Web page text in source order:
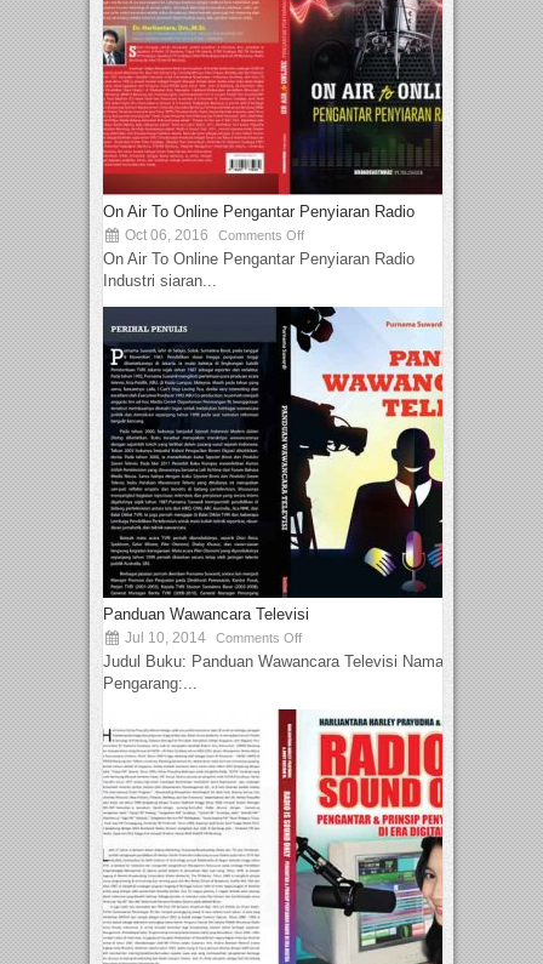
On Air To Online Pengantar Penyiaran Radio
Oct 06, 2016 Comments Off
On Air To Online Pengantar Penyiaran Radio
Industri siaran...
Panduan Wawancara Televisi
Jul 10, 2014 Comments Off
Judul Buku: Panduan Wawancara Televisi Nama
Pengarang:...